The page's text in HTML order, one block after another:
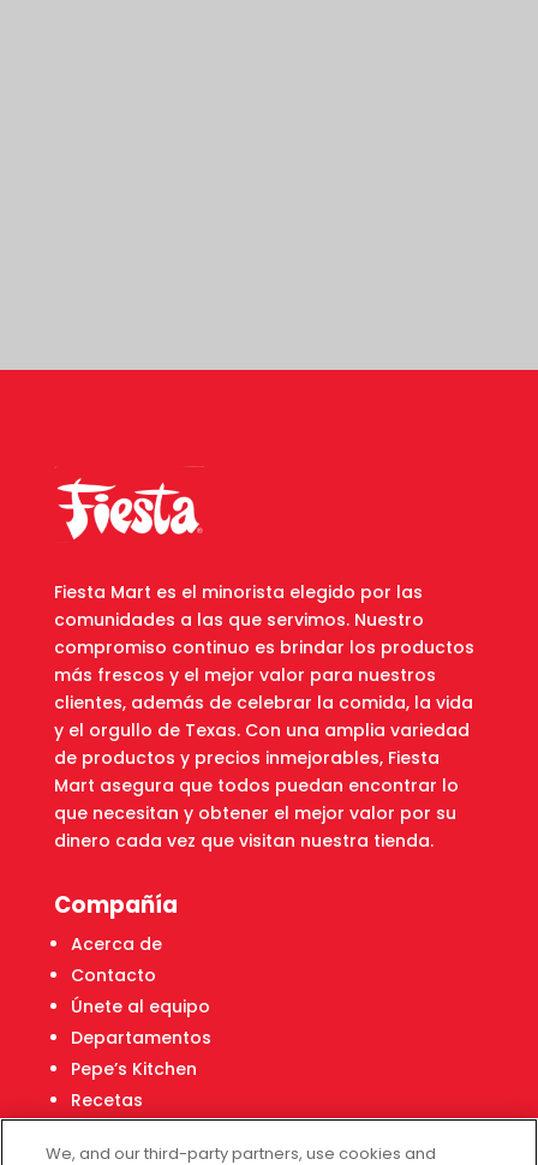
Fiesta Mart es el minorista elegido por las
comunidades a las que servimos. Nuestro
compromiso continuo es brindar los productos
más frescos y el mejor valor para nuestros
clientes, además de celebrar la comida, la vida
y el orgullo de Texas. Con una amplia variedad
de productos y precios inmejorables, Fiesta
Mart asegura que todos puedan encontrar lo
que necesitan y obtener el mejor valor por su
dinero cada vez que visitan nuestra tienda.
Compañía
Acerca de
Contacto
Únete al equipo
Departamentos
Pepe’s Kitchen
Recetas
We, and our third-party partners, use cookies and